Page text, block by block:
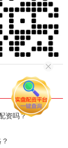
资吗？